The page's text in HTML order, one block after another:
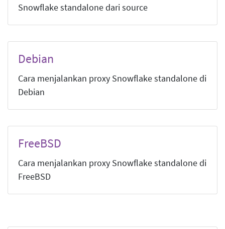
Snowflake standalone dari source
Debian
Cara menjalankan proxy Snowflake standalone di
Debian
FreeBSD
Cara menjalankan proxy Snowflake standalone di
FreeBSD